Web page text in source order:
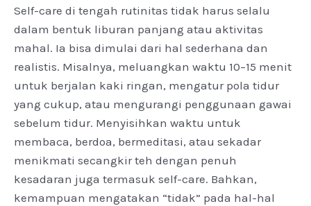
Self-care di tengah rutinitas tidak harus selalu
dalam bentuk liburan panjang atau aktivitas
mahal. Ia bisa dimulai dari hal sederhana dan
realistis. Misalnya, meluangkan waktu 10–15 menit
untuk berjalan kaki ringan, mengatur pola tidur
yang cukup, atau mengurangi penggunaan gawai
sebelum tidur. Menyisihkan waktu untuk
membaca, berdoa, bermeditasi, atau sekadar
menikmati secangkir teh dengan penuh
kesadaran juga termasuk self-care. Bahkan,
kemampuan mengatakan “tidak” pada hal-hal